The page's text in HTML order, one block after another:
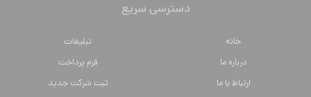
دسترسی سریع
خانه
تبلیغات
درباره ما
فرم پرداخت
ارتباط با ما
ثبت شرکت جدید